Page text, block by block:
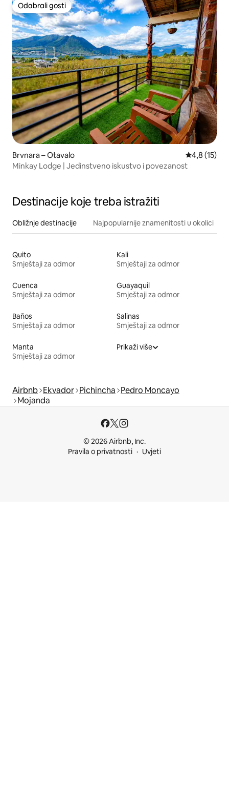
Odabrali gosti
Odabrali gosti
Brvnara – Otavalo Prosječna
4,8 (15)
Minkay Lodge | Jedinstveno iskustvo i povezanost
Destinacije koje treba istražiti
Obližnje destinacije Najpopularnije znamenitosti u okolici
Quito
Smještaji za odmor
Kali
Smještaji za odmor
Cuenca
Smještaji za odmor
Guayaquil
Smještaji za odmor
Baños
Smještaji za odmor
Salinas
Smještaji za odmor
Manta
Smještaji za odmor
Prikaži više
Airbnb Ekvador Pichincha Pedro Moncayo
Mojanda
© 2026 Airbnb, Inc.
Pravila o privatnosti
Uvjeti